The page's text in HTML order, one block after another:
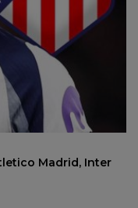
Madrid, Inter